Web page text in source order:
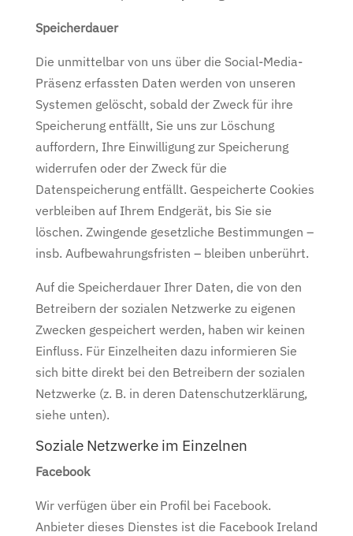
Speicherdauer
Die unmittelbar von uns über die Social-Media-
Präsenz erfassten Daten werden von unseren
Systemen gelöscht, sobald der Zweck für ihre
Speicherung entfällt, Sie uns zur Löschung
auffordern, Ihre Einwilligung zur Speicherung
widerrufen oder der Zweck für die
Datenspeicherung entfällt. Gespeicherte Cookies
verbleiben auf Ihrem Endgerät, bis Sie sie
löschen. Zwingende gesetzliche Bestimmungen –
insb. Aufbewahrungsfristen – bleiben unberührt.
Auf die Speicherdauer Ihrer Daten, die von den
Betreibern der sozialen Netzwerke zu eigenen
Zwecken gespeichert werden, haben wir keinen
Einfluss. Für Einzelheiten dazu informieren Sie
sich bitte direkt bei den Betreibern der sozialen
Netzwerke (z. B. in deren Datenschutzerklärung,
siehe unten).
Soziale Netzwerke im Einzelnen
Facebook
Wir verfügen über ein Profil bei Facebook.
Anbieter dieses Dienstes ist die Facebook Ireland